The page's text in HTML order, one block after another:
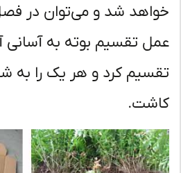
شد و می‌توان در فصل
تقسیم بوته به آسانی آن
کرد و هر یک را به شکل